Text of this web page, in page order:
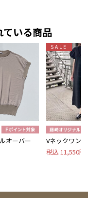
ている商品
オーバー
SALE
Vネックワン
税込 11,550円